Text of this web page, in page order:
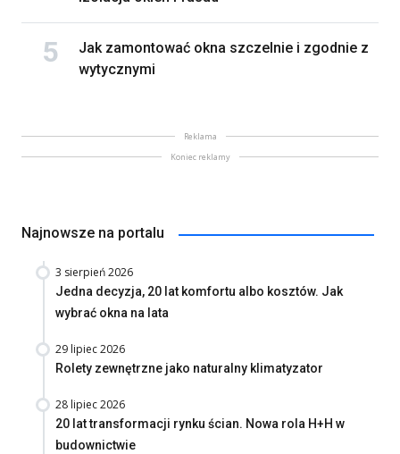
Jak zamontować okna szczelnie i zgodnie z
wytycznymi
Reklama
Koniec reklamy
Najnowsze na portalu
3 sierpień 2026
Jedna decyzja, 20 lat komfortu albo kosztów. Jak
wybrać okna na lata
29 lipiec 2026
Rolety zewnętrzne jako naturalny klimatyzator
28 lipiec 2026
20 lat transformacji rynku ścian. Nowa rola H+H w
budownictwie